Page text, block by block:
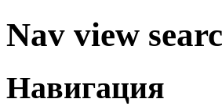
Nav view
Навигация